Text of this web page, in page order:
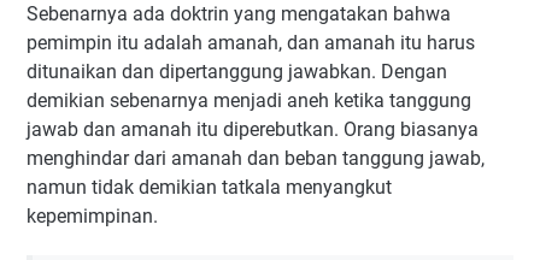
Sebenarnya ada doktrin yang mengatakan bahwa
pemimpin itu adalah amanah, dan amanah itu harus
ditunaikan dan dipertanggung jawabkan. Dengan
demikian sebenarnya menjadi aneh ketika tanggung
jawab dan amanah itu diperebutkan. Orang biasanya
menghindar dari amanah dan beban tanggung jawab,
namun tidak demikian tatkala menyangkut
kepemimpinan.